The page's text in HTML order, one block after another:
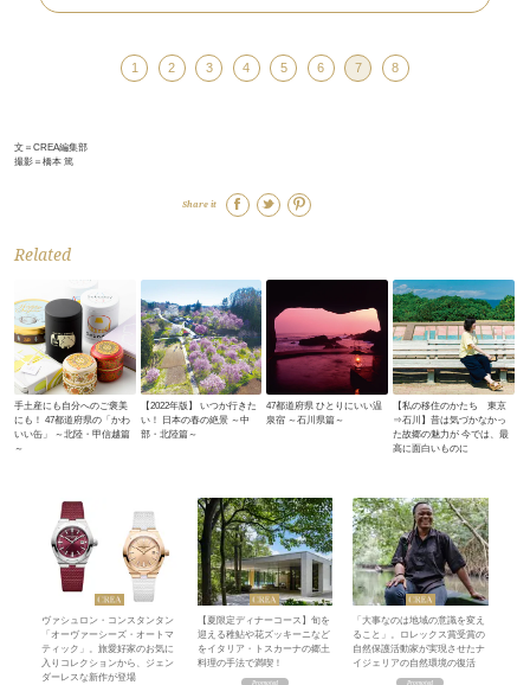
1 2 3 4 5 6 7 8
文＝CREA編集部
撮影＝橋本 篤
Share it
Related
手土産にも自分へのご褒美
にも！ 47都道府県の「かわ
いい缶」 ～北陸・甲信越篇
～
【2022年版】 いつか行きた
い！ 日本の春の絶景 ～中
部・北陸篇～
47都道府県 ひとりにいい温
泉宿 ～石川県篇～
【私の移住のかたち 東京
⇒石川】昔は気づかなかっ
た故郷の魅力が 今では、最
高に面白いものに
ヴァシュロン・コンスタンタン
「オーヴァーシーズ・オートマ
ティック」。旅愛好家のお気に
入りコレクションから、ジェン
ダーレスな新作が登場
【夏限定ディナーコース】旬を
迎える稚鮎や花ズッキーニなど
をイタリア・トスカーナの郷土
料理の手法で満喫！
「大事なのは地域の意識を変え
ること」。ロレックス賞受賞の
自然保護活動家が実現させたナ
イジェリアの自然環境の復活